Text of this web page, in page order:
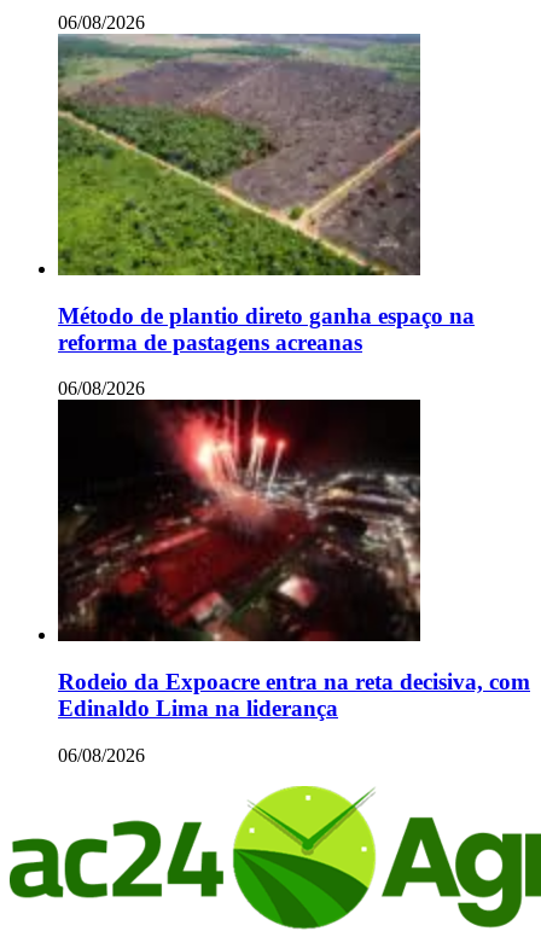
06/08/2026
Método de plantio direto ganha espaço na
reforma de pastagens acreanas
06/08/2026
Rodeio da Expoacre entra na reta decisiva, com
Edinaldo Lima na liderança
06/08/2026